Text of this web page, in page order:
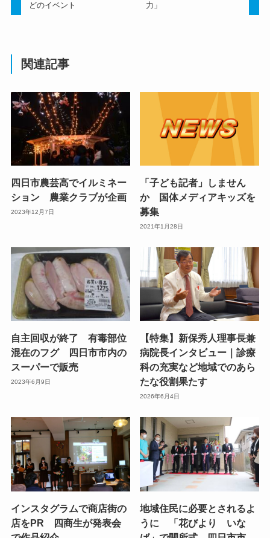
どのイベント
力」
関連記事
四日市農芸高でイルミネー
ション 農業クラブが企画
2023年12月7日
「子ども記者」しません
か 国体メディアキッズを
募集
2021年1月28日
自主回収が終了 有毒部位
混在のフグ 四日市市内の
スーパーで販売
2023年6月9日
【特集】新保秀人理事長兼
病院長インタビュー｜診療
科の充実など地域でのあら
たな役割果たす
2026年6月4日
インスタグラムで商店街の
店をPR 四商生が発表会
地域住民に必要とされるよ
うに 「花びより いな